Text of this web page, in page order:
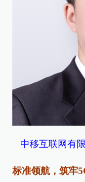
中移互联网有
标准领航， 筑牢